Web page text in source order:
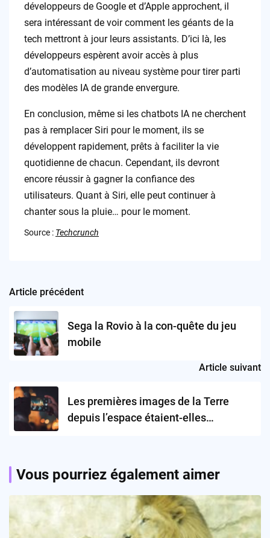
développeurs de Google et d’Apple approchent, il
sera intéressant de voir comment les géants de la
tech mettront à jour leurs assistants. D’ici là, les
développeurs espèrent avoir accès à plus
d’automatisation au niveau système pour tirer parti
des modèles IA de grande envergure.
En conclusion, même si les chatbots IA ne cherchent
pas à remplacer Siri pour le moment, ils se
développent rapidement, prêts à faciliter la vie
quotidienne de chacun. Cependant, ils devront
encore réussir à gagner la confiance des
utilisateurs. Quant à Siri, elle peut continuer à
chanter sous la pluie… pour le moment.
Source : Techcrunch
Post
navigation
Article précédent
Sega la Rovio à la con-quête du jeu
mobile
Article suivant
Les premières images de la Terre
depuis l’espace étaient-elles
Vous pourriez également aimer